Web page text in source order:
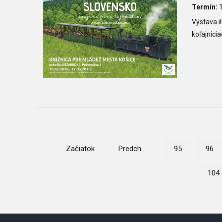
Termín:
Výstava
Začiatok Predch. 95 96
104